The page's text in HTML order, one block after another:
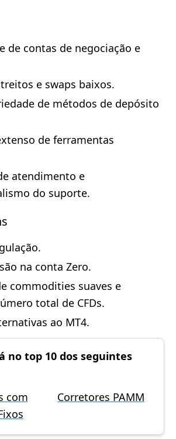
de contas de negociação e
e swaps baixos.
de métodos de depósito
de ferramentas
atendimento e
do suporte.
na conta Zero.
commodities suaves e
total de CFDs.
ao MT4.
no top 10 dos seguintes
com
Corretores PAMM